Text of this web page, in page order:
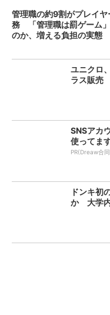
管理職の約9割がプレイヤ
務 「管理職は罰ゲーム
のか、増える負担の実態
ユニクロ
ラス販売
SNSアカ
使ってます
PR(Dreaw合
ドンキ初
か 大学内